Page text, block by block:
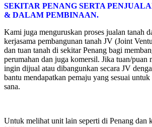
SEKITAR PENANG SERTA
& DALAM PEMBINAAN.
Kami juga menguruskan proses jualan tanah
kerjasama pembangunan tanah JV (Joint
dan tuan tanah di sekitar Penang bagi
perumahan dan juga komersil. Jika tuan/puan
ingin dijual atau dibangunkan secara JV
bantu mendapatkan pemaju yang sesuai
sana.
Untuk melihat unit lain seperti di Penang dan